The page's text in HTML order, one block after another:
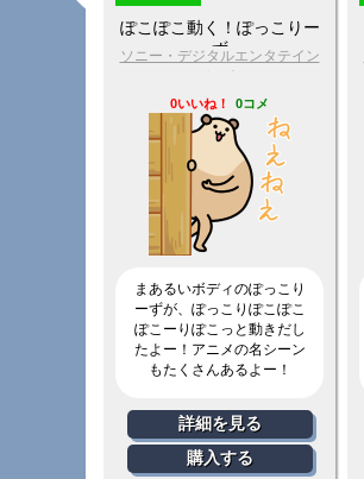
ぽこぽこ動く！ぽっこりー
ず
ソニー・デジタルエンタテイン
メント
0いいね！ 0コメ
まあるいボディのぽっこり
ーずが、ぽっこりぽこぽこ
ぽこーりぽこっと動きだし
たよー！アニメの名シーン
もたくさんあるよー！
詳細を見る
購入する